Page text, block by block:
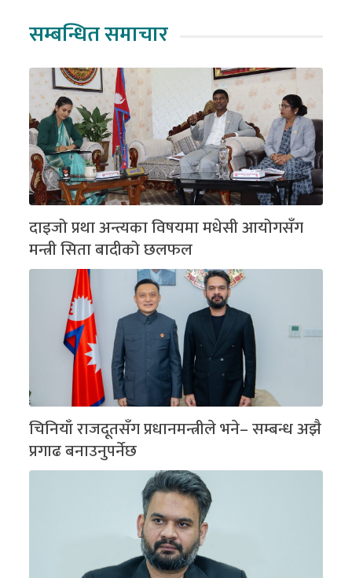
सम्बन्धित समाचार
दाइजो प्रथा अन्त्यका विषयमा मधेसी आयोगसँग
मन्त्री सिता बादीको छलफल
चिनियाँ राजदूतसँग प्रधानमन्त्रीले भने– सम्बन्ध अझै
प्रगाढ बनाउनुपर्नेछ